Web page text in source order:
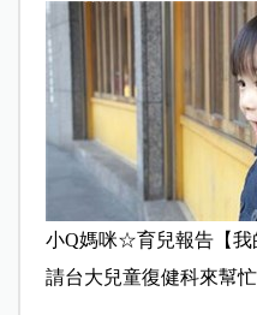
小Q媽咪☆育兒報告【我
請台大兒童復健科來幫忙